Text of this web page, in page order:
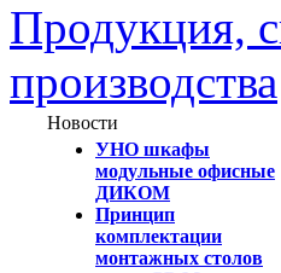
Продукция,
производства
Новости
УНО шкафы
модульные офисные
ДИКОМ
Принцип
комплектации
монтажных столов